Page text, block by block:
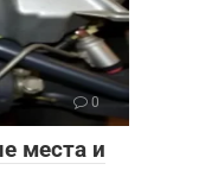
0
места и